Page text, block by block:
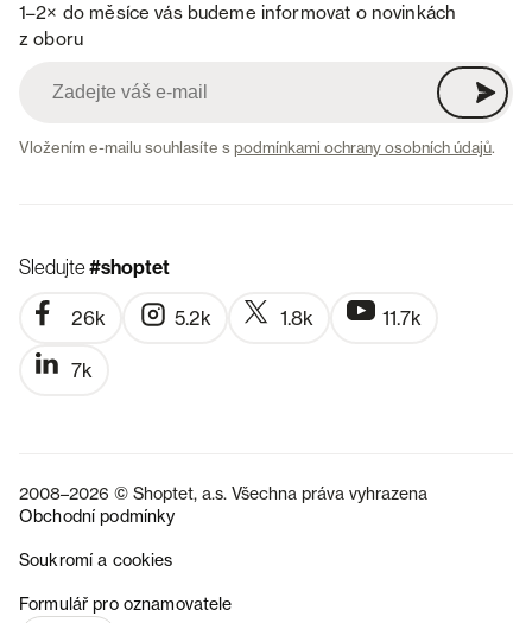
1–2× do měsíce vás budeme informovat o novinkách
z oboru
Vložením e-mailu souhlasíte spodmínkami ochrany osobních údajů.
Sledujte#shoptet
26k 5.2k 1.8k 11.7k
7k
2008–2026 © Shoptet, a.s. Všechna práva vyhrazena
Obchodní podmínky
Soukromí a cookies
Formulář pro oznamovatele